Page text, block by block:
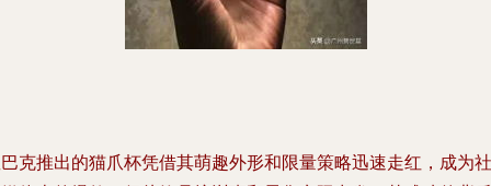
克推出的猫爪杯凭借其萌趣外形和限量策略迅速走红，成为社